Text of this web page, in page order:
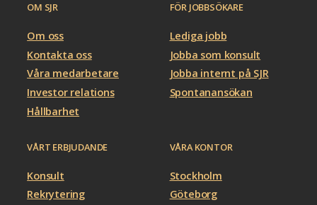
OM SJR
Om oss
Kontakta oss
Våra medarbetare
Investor relations
Hållbarhet
FÖR JOBBSÖKARE
Lediga jobb
Jobba som konsult
Jobba internt på SJR
Spontanansökan
VÅRT ERBJUDANDE
Konsult
Rekrytering
VÅRA KONTOR
Stockholm
Göteborg